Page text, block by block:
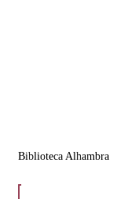
Biblioteca Alhambra